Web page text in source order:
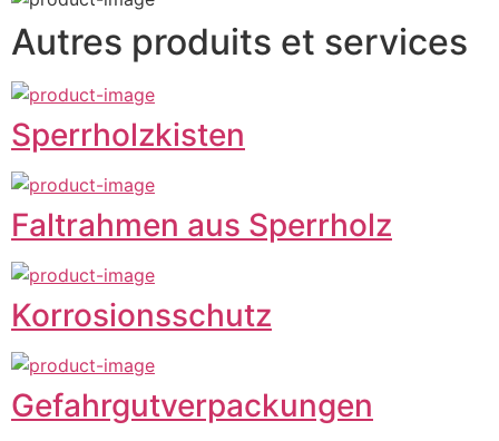
Autres produits et services
Sperrholzkisten
Faltrahmen aus Sperrholz
Korrosionsschutz
Gefahrgutverpackungen